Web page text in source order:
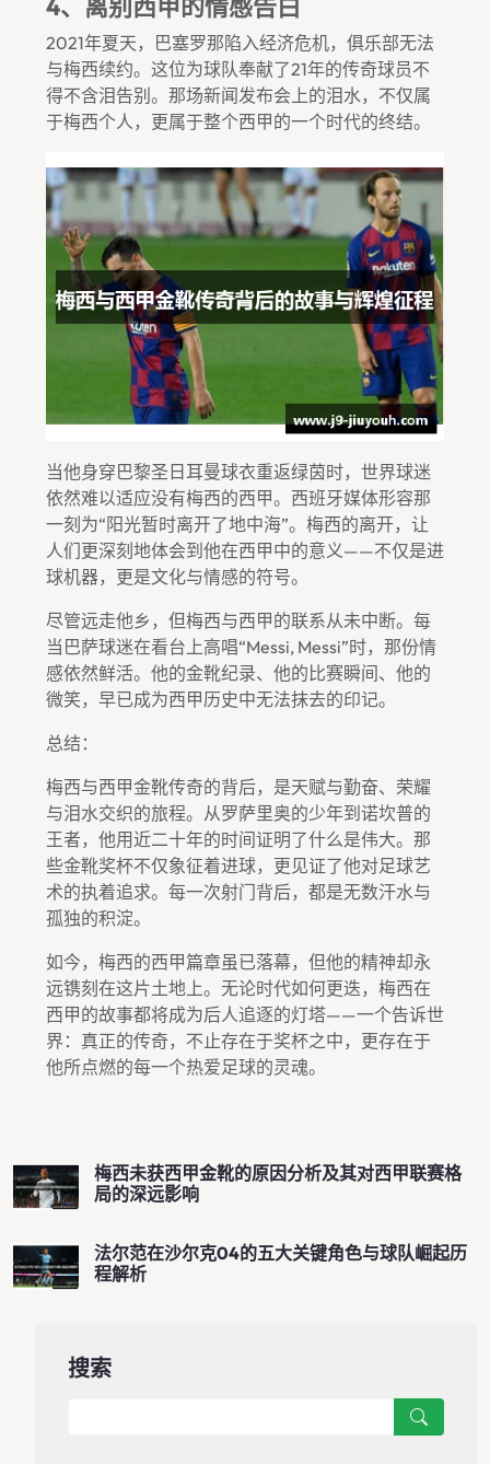
4、离别西甲的情感告白
2021年夏天，巴塞罗那陷入经济危机，俱乐部无法
与梅西续约。这位为球队奉献了21年的传奇球员不
得不含泪告别。那场新闻发布会上的泪水，不仅属
于梅西个人，更属于整个西甲的一个时代的终结。
当他身穿巴黎圣日耳曼球衣重返绿茵时，世界球迷
依然难以适应没有梅西的西甲。西班牙媒体形容那
一刻为“阳光暂时离开了地中海”。梅西的离开，让
人们更深刻地体会到他在西甲中的意义——不仅是进
球机器，更是文化与情感的符号。
尽管远走他乡，但梅西与西甲的联系从未中断。每
当巴萨球迷在看台上高唱“Messi, Messi”时，那份情
感依然鲜活。他的金靴纪录、他的比赛瞬间、他的
微笑，早已成为西甲历史中无法抹去的印记。
总结：
梅西与西甲金靴传奇的背后，是天赋与勤奋、荣耀
与泪水交织的旅程。从罗萨里奥的少年到诺坎普的
王者，他用近二十年的时间证明了什么是伟大。那
些金靴奖杯不仅象征着进球，更见证了他对足球艺
术的执着追求。每一次射门背后，都是无数汗水与
孤独的积淀。
如今，梅西的西甲篇章虽已落幕，但他的精神却永
远镌刻在这片土地上。无论时代如何更迭，梅西在
西甲的故事都将成为后人追逐的灯塔——一个告诉世
界：真正的传奇，不止存在于奖杯之中，更存在于
他所点燃的每一个热爱足球的灵魂。
梅西未获西甲金靴的原因分析及其对西甲联赛格
局的深远影响
法尔范在沙尔克04的五大关键角色与球队崛起历
程解析
搜索